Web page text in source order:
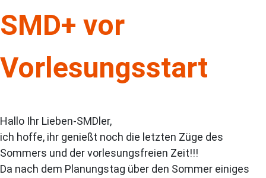
SMD+ vor
Vorlesungsstart
Hallo Ihr Lieben-SMDler,
ich hoffe, ihr genießt noch die letzten Züge des
Sommers und der vorlesungsfreien Zeit!!!
Da nach dem Planungstag über den Sommer einiges